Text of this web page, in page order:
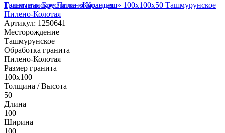
Гранитная Брусчатка «Карандаш» 100х100x50 Ташмурунское
Пилено-Колотая
Артикул: 1250641
Месторождение
Ташмурунское
Обработка гранита
Пилено-Колотая
Размер гранита
100х100
Толщина / Высота
50
Длина
100
Ширина